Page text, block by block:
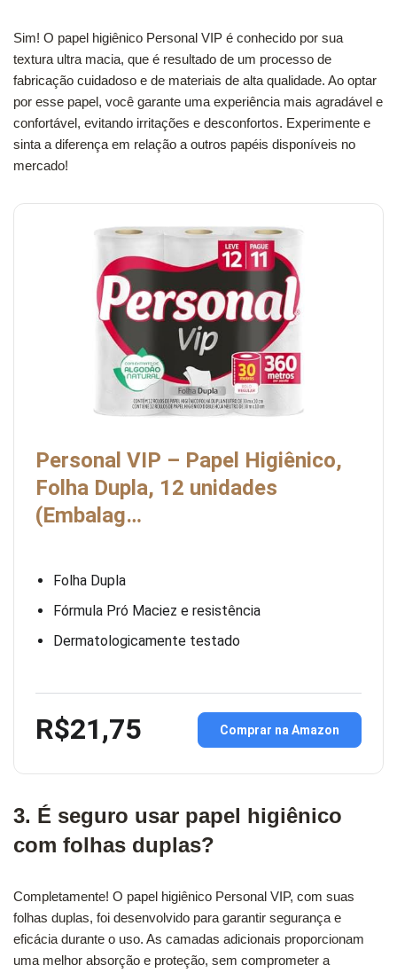
Sim! O papel higiênico Personal VIP é conhecido por sua
textura ultra macia, que é resultado de um processo de
fabricação cuidadoso e de materiais de alta qualidade. Ao optar
por esse papel, você garante uma experiência mais agradável e
confortável, evitando irritações e desconfortos. Experimente e
sinta a diferença em relação a outros papéis disponíveis no
mercado!
Personal VIP – Papel Higiênico,
Folha Dupla, 12 unidades
(Embalag…
Folha Dupla
Fórmula Pró Maciez e resistência
Dermatologicamente testado
R$21,75 Comprar na Amazon
3. É seguro usar papel higiênico
com folhas duplas?
Completamente! O papel higiênico Personal VIP, com suas
folhas duplas, foi desenvolvido para garantir segurança e
eficácia durante o uso. As camadas adicionais proporcionam
uma melhor absorção e proteção, sem comprometer a